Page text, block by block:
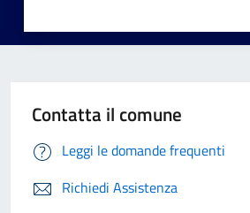
Contatta il comune
Leggi le domande frequenti
Richiedi Assistenza